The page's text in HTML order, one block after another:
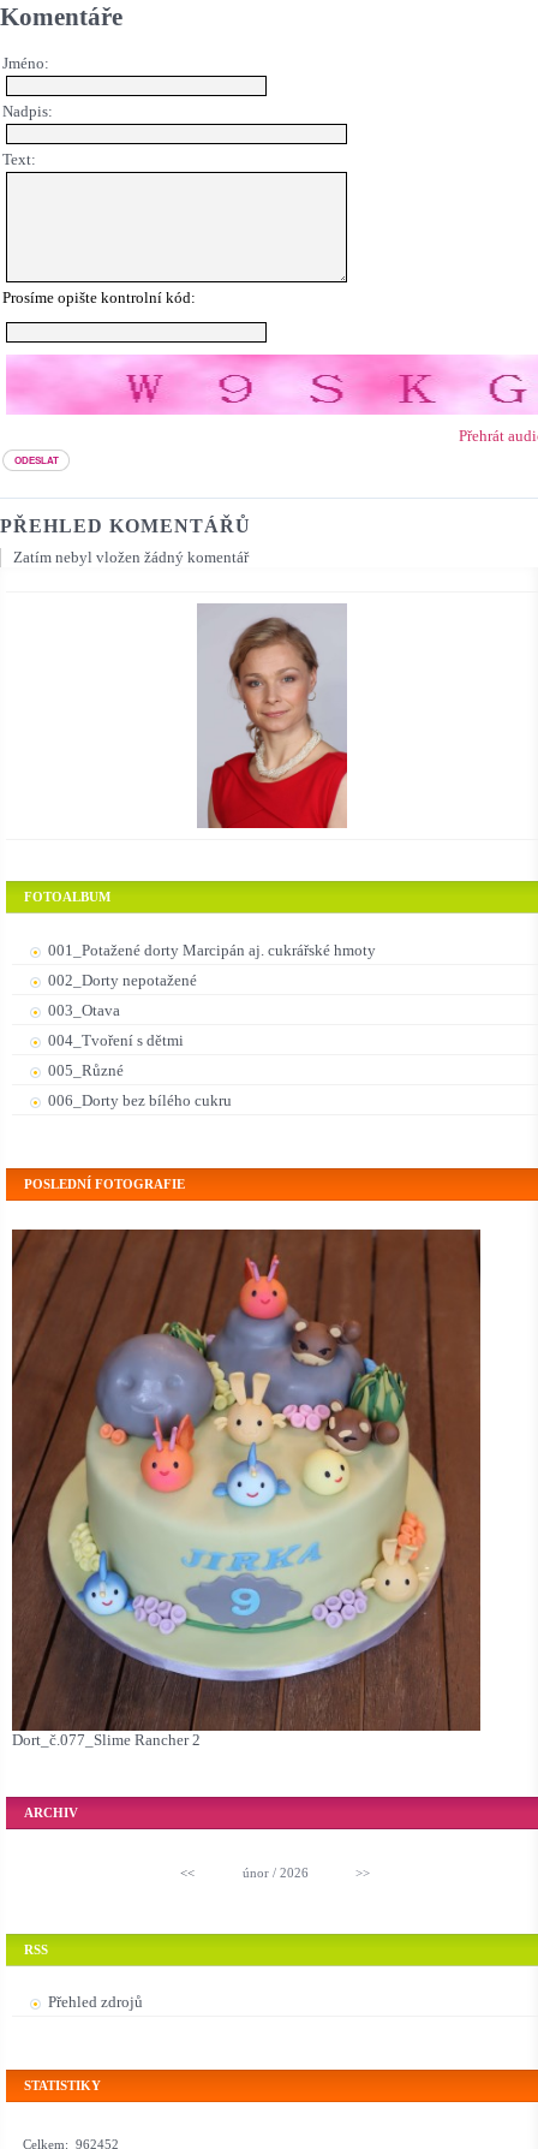
Komentáře
Jméno:
Nadpis:
Text:
Prosíme opište kontrolní kód:
Přehrát
PŘEHLED KOMENTÁŘŮ
Zatím nebyl vložen žádný komentář
FOTOALBUM
001_Potažené dorty Marcipán aj. cukrářské hmoty
002_Dorty nepotažené
003_Otava
004_Tvoření s dětmi
005_Různé
006_Dorty bez bílého cukru
POSLEDNÍ FOTOGRAFIE
Dort_č.077_Slime Rancher 2
ARCHIV
<< únor / 2026 >>
RSS
Přehled zdrojů
STATISTIKY
Celkem: 962452